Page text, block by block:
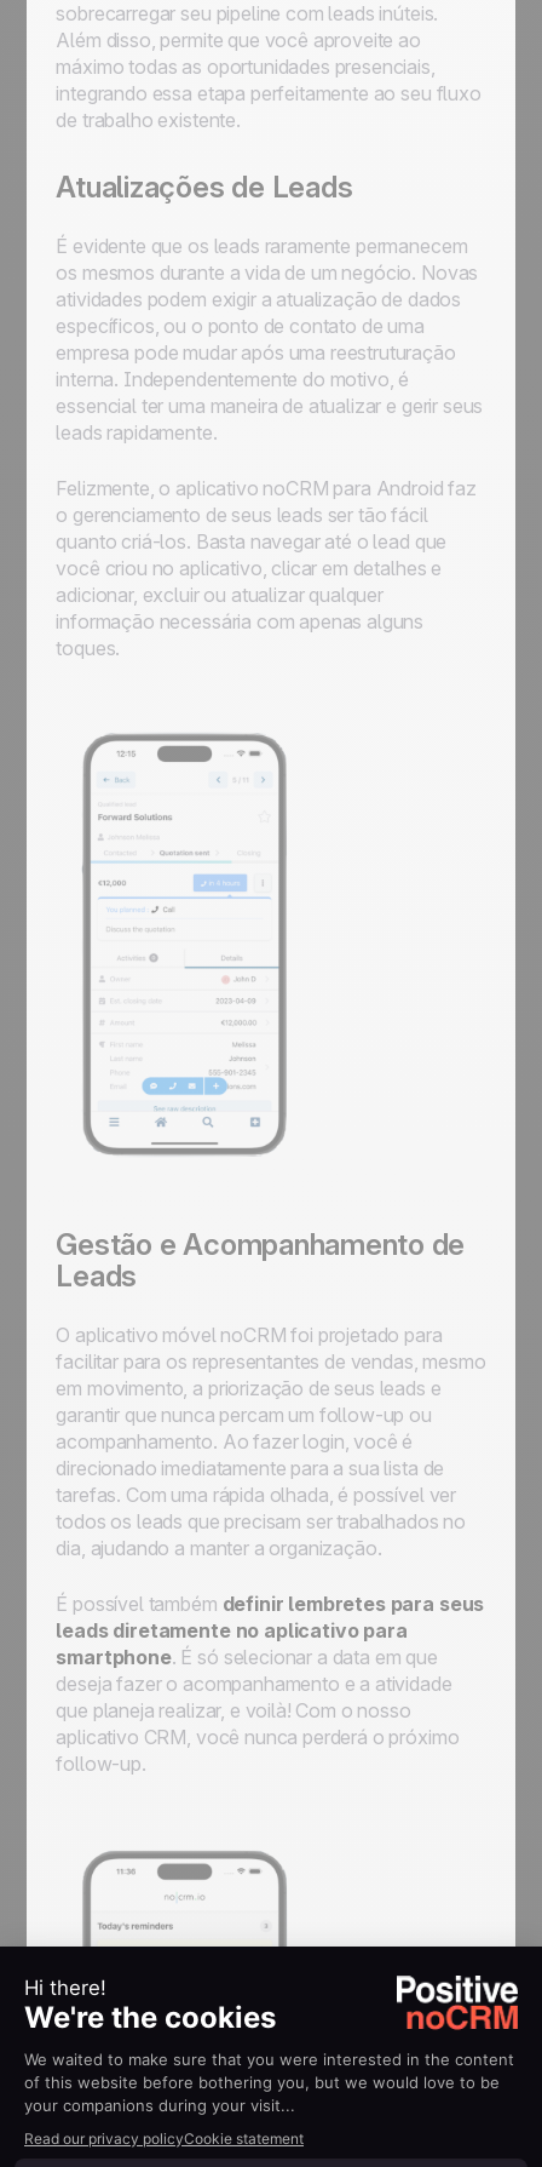
sobrecarregar seu pipeline com leads inúteis.
Além disso, permite que você aproveite ao
máximo todas as oportunidades presenciais,
integrando essa etapa perfeitamente ao seu fluxo
de trabalho existente.
Atualizações de Leads
É evidente que os leads raramente permanecem
os mesmos durante a vida de um negócio. Novas
atividades podem exigir a atualização de dados
específicos, ou o ponto de contato de uma
empresa pode mudar após uma reestruturação
interna. Independentemente do motivo, é
essencial ter uma maneira de atualizar e gerir seus
leads rapidamente.
Felizmente, o aplicativo noCRM para Android faz
o gerenciamento de seus leads ser tão fácil
quanto criá-los. Basta navegar até o lead que
você criou no aplicativo, clicar em detalhes e
adicionar, excluir ou atualizar qualquer
informação necessária com apenas alguns
toques.
Gestão e Acompanhamento de
Leads
O aplicativo móvel noCRM foi projetado para
facilitar para os representantes de vendas, mesmo
em movimento, a priorização de seus leads e
garantir que nunca percam um follow-up ou
acompanhamento. Ao fazer login, você é
direcionado imediatamente para a sua lista de
tarefas. Com uma rápida olhada, é possível ver
todos os leads que precisam ser trabalhados no
dia, ajudando a manter a organização.
É possível também definir lembretes para seus
leads diretamente no aplicativo para
smartphone. É só selecionar a data em que
deseja fazer o acompanhamento e a atividade
que planeja realizar, e voilà! Com o nosso
aplicativo CRM, você nunca perderá o próximo
follow-up.